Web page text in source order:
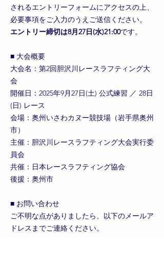
されるエントリーフォームにアクセスの上、
必要事項をご入力のうえご送信ください。
エントリー締切は8月27日(水)21:00です。
■ 大会概要
大会名：第2回胆沢川レースラフティング大
会
開催日：2025年9月27日(土) 公式練習 ／ 28日
(日) レース
会場：奥州いさわカヌー競技場（岩手県奥州
市）
主催：胆沢川レースラフティング大会実行委
員会
共催：日本レースラフティング協会
後援：奥州市
■ お問い合わせ
ご不明な点がありましたら、以下のメールア
ドレスまでご連絡ください。